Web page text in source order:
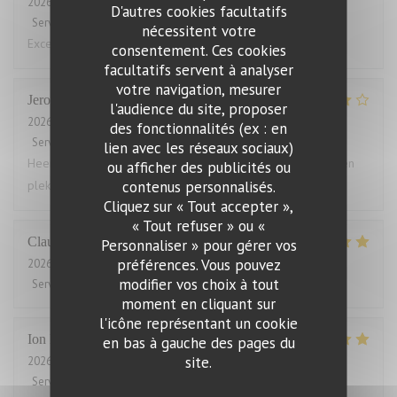
D'autres cookies facultatifs
nécessitent votre
consentement. Ces cookies
facultatifs servent à analyser
votre navigation, mesurer
l'audience du site, proposer
des fonctionnalités (ex : en
lien avec les réseaux sociaux)
ou afficher des publicités ou
contenus personnalisés.
Cliquez sur « Tout accepter »,
« Tout refuser » ou «
Personnaliser » pour gérer vos
préférences. Vous pouvez
modifier vos choix à tout
moment en cliquant sur
l'icône représentant un cookie
en bas à gauche des pages du
site.
Service
4 Cuisine
Excellent!
Jeroen
2026-08-03
- 18:30 - Couverts 4
Service
Ambiance: 4/5 Cuisine:5/5 Qualité / Prix
Heerlijk gegeten. Grote porties, zelden zo vol gezeten. Geen
plek voor een toetje.
Claude
2026-07-31
- 19:45 - Couverts 2
Service
Ambiance:5/5 Cuisine:5/5 Qualité / Prix
Ion
2026-07-31
Service